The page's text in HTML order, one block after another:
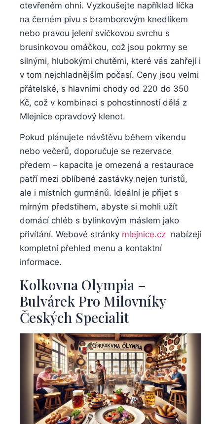
otevřeném ohni.⁣ Vyzkoušejte například líčka
na černém pivu s bramborovým knedlíkem
nebo pravou jelení ⁣svíčkovou​ svrchu‌ s
brusinkovou omáčkou, což jsou⁢ pokrmy se
silnými, hlubokými chutěmi, které ‌vás zahřejí i
v tom nejchladnějším počasí. Ceny‌ jsou⁢ velmi
přátelské, s hlavními chody od 220 do 350
Kč, což v⁣ kombinaci s ⁢pohostinností dělá ‍z
Mlejnice opravdový ⁣klenot.
Pokud plánujete návštěvu během ‌víkendu⁢
nebo večerů,⁤ doporučuje ‍se ‍rezervace
předem – kapacita je omezená⁣ a ⁣restaurace
patří mezi ​oblíbené zastávky nejen ‍turistů,
ale i místních gurmánů. Ideální‍ je přijet ⁤s
mírným předstihem, ​abyste ‍si mohli užít⁣
domácí chléb⁣ s⁣ bylinkovým máslem jako
přivítání. Webové‍ stránky mlejnice.cz ⁣ nabízejí
‌kompletní přehled menu a ‍kontaktní
informace.
Kolkovna Olympia –
Bulvárek Pro Milovníky​
Českých⁤ Specialit